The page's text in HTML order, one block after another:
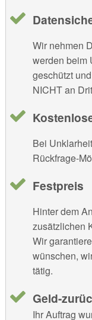
Wir nehmen
werden beim
geschützt
NICHT an
Bei
Rückfrage-
Festpreis
Hinter dem
zusätzlichen
Wir
wünschen,
tätig.
Geld-
Ihr Auftrag